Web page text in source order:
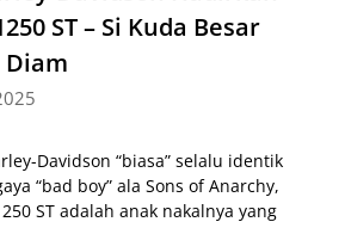
ST – Si Kuda Besar
Diam
Davidson “biasa” selalu identik
“bad boy” ala Sons of Anarchy,
ST adalah anak nakalnya yang